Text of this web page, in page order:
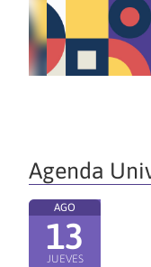
Agenda
AGO
13
JUEVES